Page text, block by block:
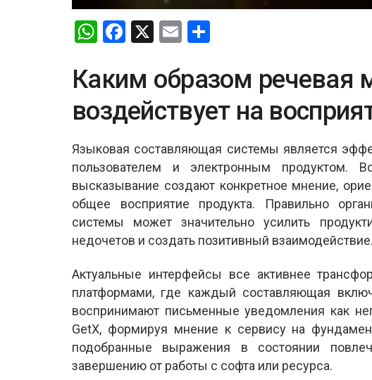
W
at
s
A
p
p
F
ce
b
o
o
k
X
E
ail ar
e
Каким образом речевая
воздействует на
Языковая составляющая системы является
пользователем и электронным продуктом.
высказывание создают конкретное мнение,
общее восприятие продукта. Правильно
системы может значительно усилить
недочетов и создать позитивный взаимодействие.
Актуальные интерфейсы все активнее
платформами, где каждый составляющая
воспринимают письменные уведомления как
GetX, формируя мнение к сервису на
подобранные выражения в состоянии
завершению от работы с софта или ресурса.